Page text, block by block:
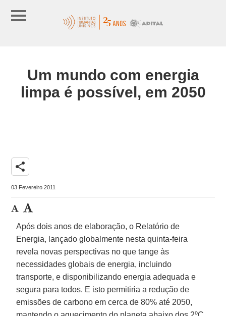
Um mundo com energia
limpa é possível, em 2050
share
03 Fevereiro 2011
Após dois anos de elaboração, o Relatório de
Energia, lançado globalmente nesta quinta-feira
revela novas perspectivas no que tange às
necessidades globais de energia, incluindo
transporte, e disponibilizando energia adequada e
segura para todos. E isto permitiria a redução de
emissões de carbono em cerca de 80% até 2050,